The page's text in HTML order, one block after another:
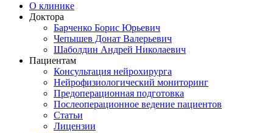
О клинике
Доктора
Барченко Борис Юрьевич
Чепышев Донат Валерьевич
Шаболдин Андрей Николаевич
Пациентам
Консультация нейрохирурга
Нейрофизиологический мониторинг
Предоперационная подготовка
Послеоперационное ведение пациентов
Статьи
Лицензии